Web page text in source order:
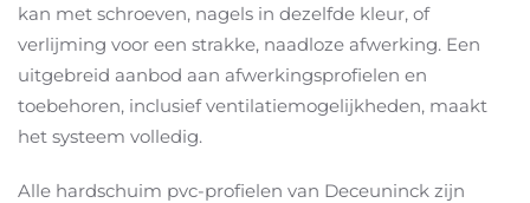
kan met schroeven, nagels in dezelfde kleur, of
verlijming voor een strakke, naadloze afwerking. Een
uitgebreid aanbod aan afwerkingsprofielen en
toebehoren, inclusief ventilatiemogelijkheden, maakt
het systeem volledig.
Alle hardschuim pvc-profielen van Deceuninck zijn